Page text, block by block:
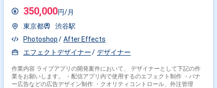
350,000円/月
東京都
渋谷駅
Photoshop
After Effects
エフェクトデザイナー
デザイナー
作業内容 ライブアプリの開発案件において、 デザイナーとして下記の作
業をお願いします。 ・配信アプリ内で使用するのエフェクト制作 ・バナ
ー広告などの広告デザイン制作 ・クオリティコントロール、外注管理